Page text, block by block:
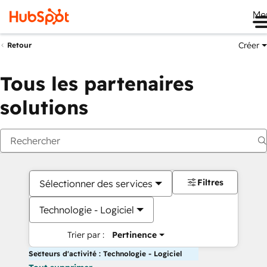
Retour Créer
Tous les partenaires
solutions
Sélectionner des services
Technologie - Logiciel
Trier par : Pertinence
Filtres
Secteurs d'activité : Technologie - Logiciel